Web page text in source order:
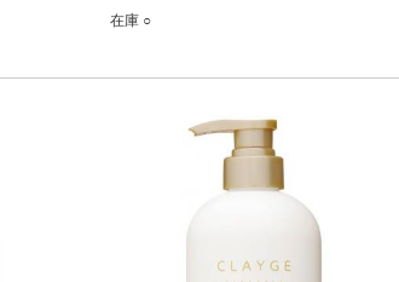
在庫 ○